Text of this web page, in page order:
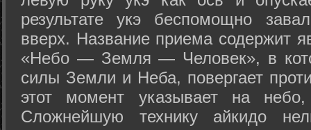
результате укэ беспомощно
вверх. Название приема содержит
«Небо — Земля — Человек», в
силы Земли и Неба, повергает
этот момент указывает на
Сложнейшую технику айкидо